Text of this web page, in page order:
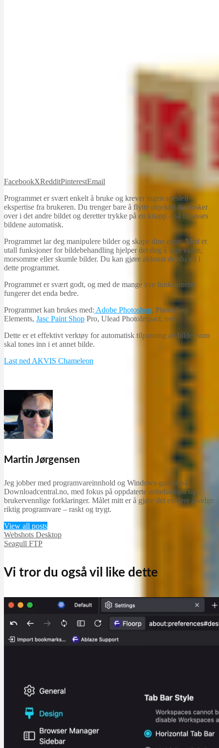
FacebookXRedditPinterestEmail
Programmet er svært enkelt å bruke og krever ingen spesiell
ekspertise fra brukeren. Du trenger bare å flytte objektet du ønsker
over i det andre bildet og deretter trykke på en knapp – så tilpasses
bildene automatisk.
Programmet lar deg manipulere bilder og skape dine egne. Med et
utall funksjoner for bildebehandling hjelper det deg å lage vakre,
morsomme eller skumle bilder. Du kan gjøre akkurat det du vil i
dette programmet.
Programmet er svært godt, og med de mange nye funksjonene
fungerer det enda bedre.
Programmet kan brukes med: Adobe Photoshop, Photoshop
Elements, Jasc Paint Shop Pro, Ulead PhotoImpact, osv.
Dette er et effektivt verktøy for automatisk tilpasning av bilder som
skal tones inn i et annet bilde.
Last ned AKVIS Chameleon
Martin Jørgensen
Jeg jobber med programvareinnhold og Windows-guider på
Downloadcentral.no, med fokus på oppdaterte anbefalinger og
brukervennlige forklaringer. Målet mitt er å gjøre det enklere å velge
riktig programvare – raskt og trygt.
View all posts
Webshots Desktop
Seagull FTP
Vi tror du også vil like dette